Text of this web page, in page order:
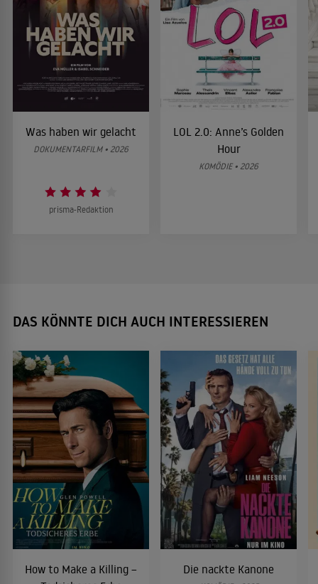
Was haben wir gelacht
DOKUMENTARFILM • 2026
prisma-Redaktion
LOL 2.0: Anne’s Golden
Hour
KOMÖDIE • 2026
DAS KÖNNTE DICH AUCH INTERESSIEREN
How to Make a Killing –
Die nackte Kanone